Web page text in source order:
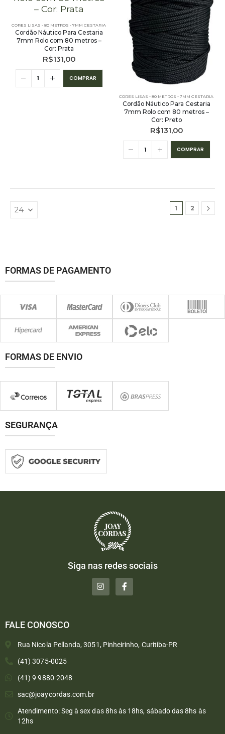
CORES LISAS - 80 METROS - 7MM CESTARIA
Cordão Náutico Para Cestaria
7mm Rolo com 80 metros –
Cor: Prata
R$131,00
COMPRAR
CORES LISAS - 80 METROS - 7MM CESTARIA
Cordão Náutico Para Cestaria
7mm Rolo com 80 metros –
Cor: Preto
R$131,00
COMPRAR
1 2
FORMAS DE PAGAMENTO
FORMAS DE ENVIO
SEGURANÇA
Siga nas redes sociais
FALE CONOSCO
Rua Nicola Pellanda, 3051, Pinheirinho, Curitiba-PR
(41) 3075-0025
(41) 9 9880-2048
sac@joaycordas.com.br
Atendimento: Seg à sex das 8hs às 18hs, sábado das 8hs às
12hs